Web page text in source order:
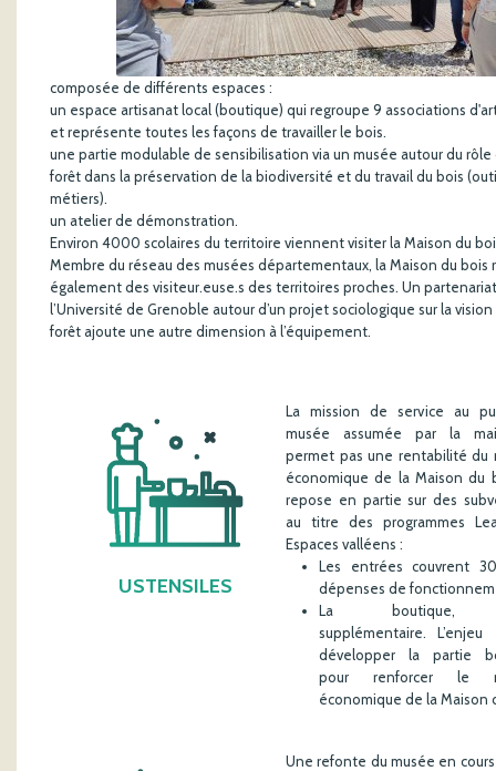
composée de différents espaces :
un espace artisanat local (boutique) qui regroupe 9 associations
et représente toutes les façons de travailler le bois.
une partie modulable de sensibilisation via un musée autour du rôle
forêt dans la préservation de la biodiversité et du travail du bois
métiers).
un atelier de démonstration.
Environ 4000 scolaires du territoire viennent visiter la Maison du
Membre du réseau des musées départementaux, la Maison du bois
également des visiteur.euse.s des territoires proches. Un
l’Université de Grenoble autour d’un projet sociologique sur la
forêt ajoute une autre dimension à l’équipement.
USTENSILES
La mission de service au
musée assumée par la
permet pas une rentabilité du
économique de la Maison du
repose en partie sur des
au titre des programmes
Espaces valléens :
Les entrées couvrent
dépenses de
La boutique,
supplémentaire.
développer la partie
pour renforcer le
économique de la Maison
Une refonte du musée en